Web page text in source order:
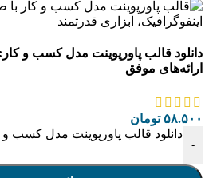
دانلود قالب پاورپوینت مدل کسب و
ارائه‌های موفق
۵۸.۵۰۰ تومان
-
دانلود قالب پاورپوینت مدل کسب